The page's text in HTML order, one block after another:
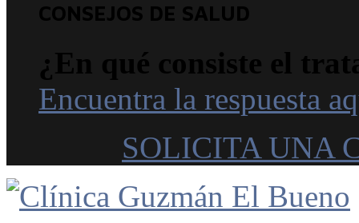
CONSEJOS DE SALUD
¿En qué consiste el
Encuentra la respuesta
SOLICITA UNA